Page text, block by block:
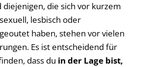
diejenigen, die sich vor kurzem
lesbisch oder
haben, stehen vor vielen
Es ist entscheidend für
dass du in der Lage bist,